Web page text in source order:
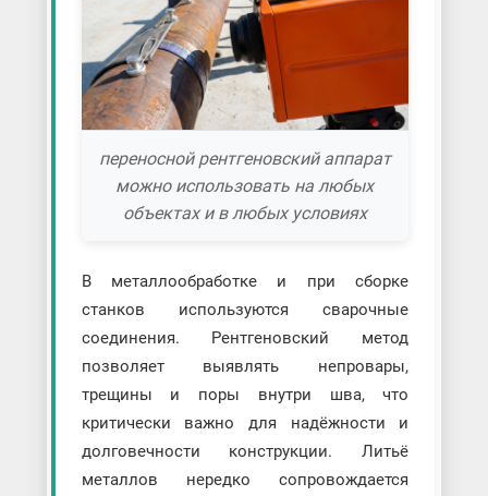
переносной рентгеновский аппарат
можно использовать на любых
объектах и в любых условиях
В металлообработке и при сборке
станков используются сварочные
соединения. Рентгеновский метод
позволяет выявлять непровары,
трещины и поры внутри шва, что
критически важно для надёжности и
долговечности конструкции. Литьё
металлов нередко сопровождается